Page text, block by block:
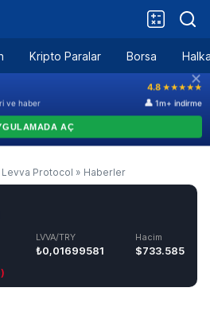
Kripto Paralar Borsa
Levva Protocol » Haberler
)
LVVA/TRY
₺0,01699581
Hacim
$733.585